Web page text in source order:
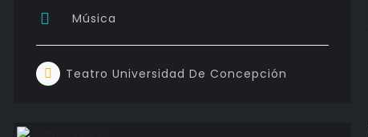
Música
Teatro Universidad De Concepción